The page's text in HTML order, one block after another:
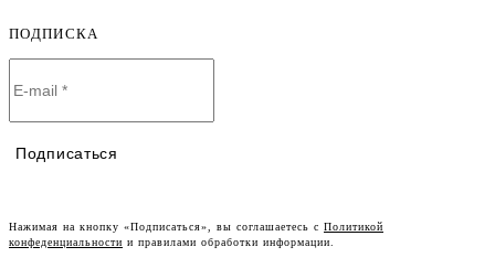
Оплата и доставка
Договор-оферта
Условия сотрудничества
Lookbook
Работа в компании
ПОДПИСКА
Подписаться
Нажимая на кнопку «Подписаться», вы соглашаетесь с Политикой
конфеденциальности и правилами обработки информации.